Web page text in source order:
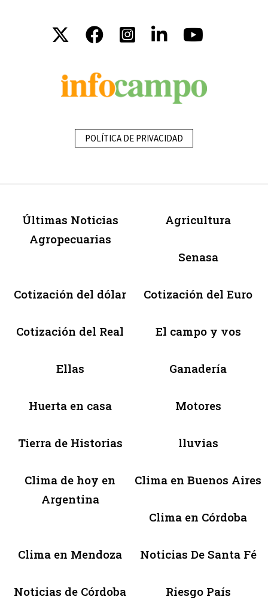
POLÍTICA DE PRIVACIDAD
Últimas Noticias
Agropecuarias
Agricultura
Senasa
Cotización del dólar Cotización del Euro
Cotización del Real El campo y vos
Ellas Ganadería
Huerta en casa Motores
Tierra de Historias lluvias
Clima de hoy en
Argentina
Clima en Buenos Aires
Clima en Córdoba
Clima en Mendoza Noticias De Santa Fé
Noticias de Córdoba Riesgo País